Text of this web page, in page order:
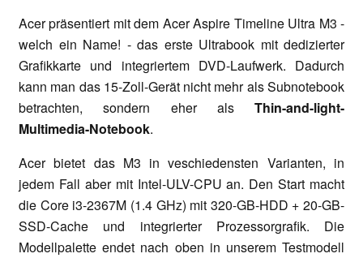
Acer präsentiert mit dem Acer Aspire Timeline Ultra M3 -
welch ein Name! - das erste Ultrabook mit dedizierter
Grafikkarte und integriertem DVD-Laufwerk. Dadurch
kann man das 15-Zoll-Gerät nicht mehr als Subnotebook
betrachten, sondern eher als Thin-and-light-
Multimedia-Notebook.
Acer bietet das M3 in veschiedensten Varianten, in
jedem Fall aber mit Intel-ULV-CPU an. Den Start macht
die Core i3-2367M (1.4 GHz) mit 320-GB-HDD + 20-GB-
SSD-Cache und integrierter Prozessorgrafik. Die
Modellpalette endet nach oben in unserem Testmodell